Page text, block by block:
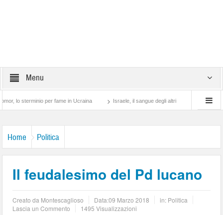
Menu
per fame in Ucraina Israele, il sangue degli altri Lotta di classe…
Home Politica
Il feudalesimo del Pd lucano
Creato da Montescaglioso Data:09 Marzo 2018 in: Politica
Lascia un Commento
1495 Visualizzazioni